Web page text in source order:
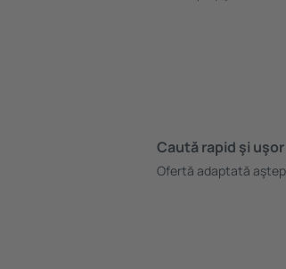
Caută rapid şi uşor
Ofertă adaptată